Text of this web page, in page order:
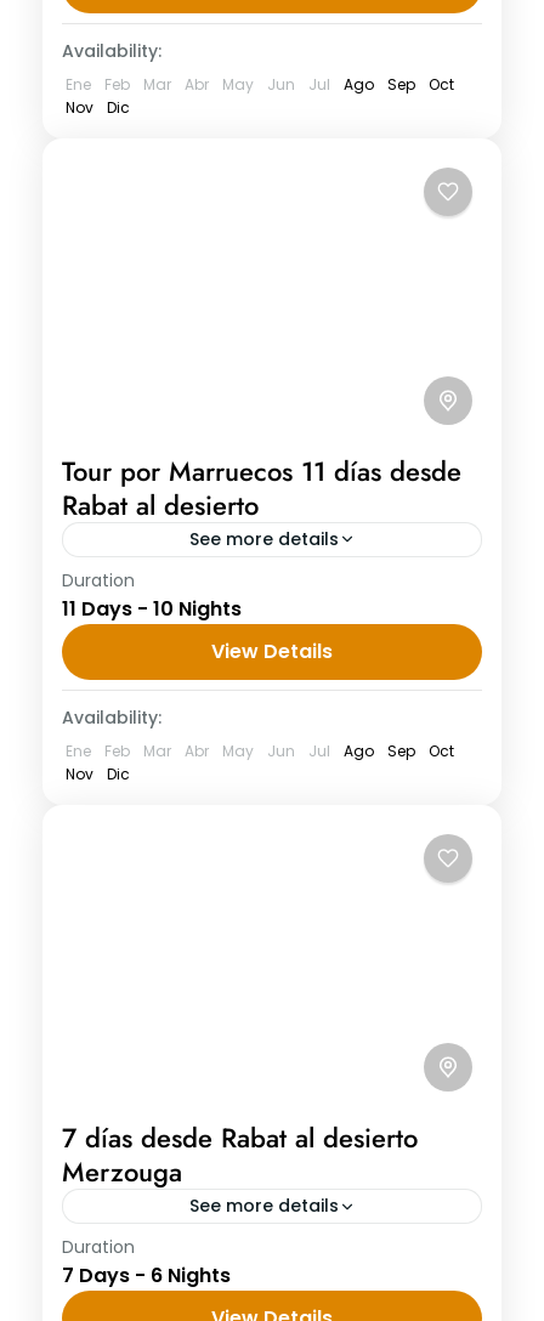
desierto Rabat, comenzando con...
Availability:
Ene Feb Mar Abr May Jun Jul Ago Sep
Oct
Nov
Dic
Tour por Marruecos 11 días desde
Rabat al desierto
See more details
Tour por Marruecos 11 días desde Rabat al
desierto Día 1. Llegada a Rabat Recogida
en el aeropuerto de Rabat con un cartel
que pone...
Duration
11 Days - 10 Nights
View Details
Availability:
Ene Feb Mar Abr May Jun Jul Ago Sep
Oct
Nov
Dic
7 días desde Rabat al desierto
Merzouga
See more details
7 días desde Rabat al desierto Merzouga
Día 1: Rabat – Meknés – Fez Recogida en
Duration
7 Days - 6 Nights